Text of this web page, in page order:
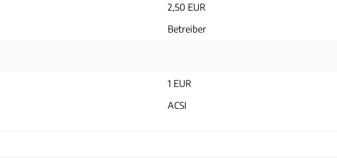
2,50 EUR
Betreiber
1 EUR
ACSI